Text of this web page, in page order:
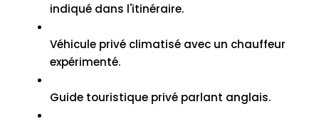
indiqué dans l'itinéraire.
Véhicule privé climatisé avec un chauffeur
expérimenté.
Guide touristique privé parlant anglais.